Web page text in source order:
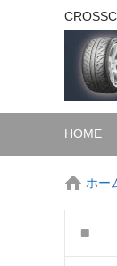
HOME
ホー